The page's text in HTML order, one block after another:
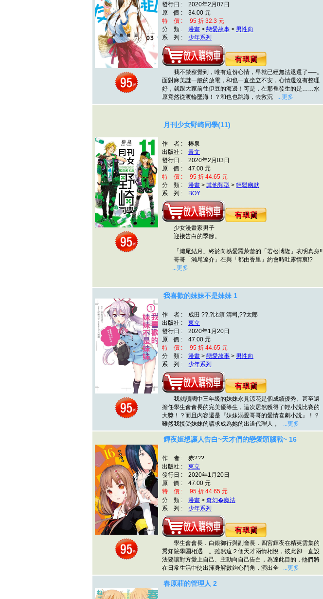
發行日 : 2020年2月07日
原 價 : 34.00 元
特 價 : 95 折 32.3 元
分 類 : 漫畫 > 戀愛故事 > 男性向
系 列 : 少年系列
我不禁察覺到，唯有這份心情，早就已經無法退還了──。
面對麻美謎一般的放電，和也一直坐立不安，心情還沒有整理
好，就跟大家前往伊豆的海邊！可是，在那裡發生的是……水
原竟然從渡輪墜海！？和也也跳海，去救沉 ...更多
月刊少女野崎同學(11)
作 者 : 椿泉
出版社 : 青文
發行日 : 2020年2月03日
原 價 : 47.00 元
特 價 : 95 折 44.65 元
分 類 : 漫畫 > 其他類型 > 輕鬆幽默
系 列 :
BOY
少女漫畫家男子
迎接告白的季節。
「瀨尾結月」終於向熱愛羅萊蕾的「若松博隆」表明真身!!
哥哥「瀨尾遼介」在與「都由香里」約會時吐露情衷!?
...更多
我喜歡的妹妹不是妹妹 1
作 者 : 成田 ??,?比須 清司,??太郎
出版社 : 東立
發行日 : 2020年1月20日
原 價 : 47.00 元
特 價 : 95 折 44.65 元
分 類 : 漫畫 > 戀愛故事 > 男性向
系 列 : 少年系列
我就讀國中三年級的妹妹永見涼花是個成績優秀、甚至還
擔任學生會會長的完美優等生，這次居然獲得了輕小說比賽的
大獎！？而且內容還是『妹妹溺愛哥哥的愛情喜劇小說』！？
雖然我接受妹妹的請求成為她的出道代理人， ...更多
輝夜姬想讓人告白~天才們的戀愛頭腦戰~ 16
作 者 : 赤???
出版社 : 東立
發行日 : 2020年1月20日
原 價 : 47.00 元
特 價 : 95 折 44.65 元
分 類 : 漫畫 > 奇幻�魔法
系 列 : 少年系列
學生會會長．白銀御行與副會長．四宮輝夜在精英雲集的
秀知院學園相遇…。雖然這２個天才兩情相悅，彼此卻一直設
法要讓對方愛上自己、主動向自己告白，為達此目的，他們將
在日常生活中使出渾身解數鉤心鬥角，演出全 ...更多
春原莊的管理人 2